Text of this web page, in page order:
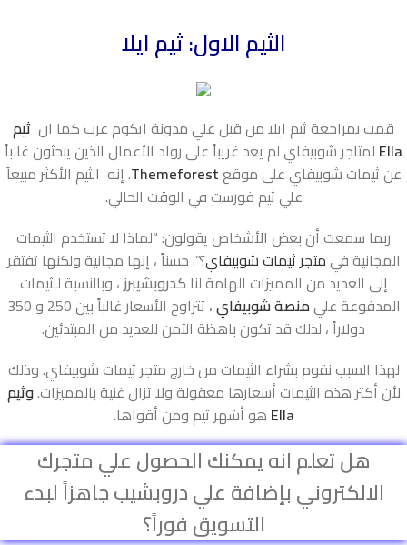
الثيم الاول: ثيم ايلا
قمت بمراجعة ثيم ايلا من قبل علي مدونة ايكوم عرب كما ان ثيم
Ella لمتاجر شوبيفاي لم يعد غريباً على رواد الأعمال الذين يبحثون غالباً
عن ثيمات شوبيفاي على موقعThemeforest. إنه الثيم الأكثر مبيعاً
علي ثيم فورست في الوقت الحالي.
ربما سمعت أن بعض الأشخاص يقولون: “لماذا لا تستخدم الثيمات
المجانية فيمتجر ثيمات شوبيفاي؟”. حسناً ، إنها مجانية ولكنها تفتقر
إلى العديد من المميزات الهامة لنا كدروبشيبرز، وبالنسبة للثيمات
المدفوعة عليمنصة شوبيفاي،
تتراوح الأسعار غالباً بين 250 و 350
دولاراً ، لذلك قد تكون باهظة الثمن للعديد من المبتدئين.
لهذا السبب نقوم بشراء الثيمات من خارج متجر ثيمات شوبيفاي. وذلك
لأن أكثر هذه الثيمات أسعارها معقولة ولا تزال غنية بالمميزات.وثيم
Ella هو أشهر ثيم ومن أقواها.
هل تعلم انه يمكنك الحصول علي متجرك
الالكتروني بإضافة علي دروبشيب جاهزاً لبدء
التسويق فوراً؟